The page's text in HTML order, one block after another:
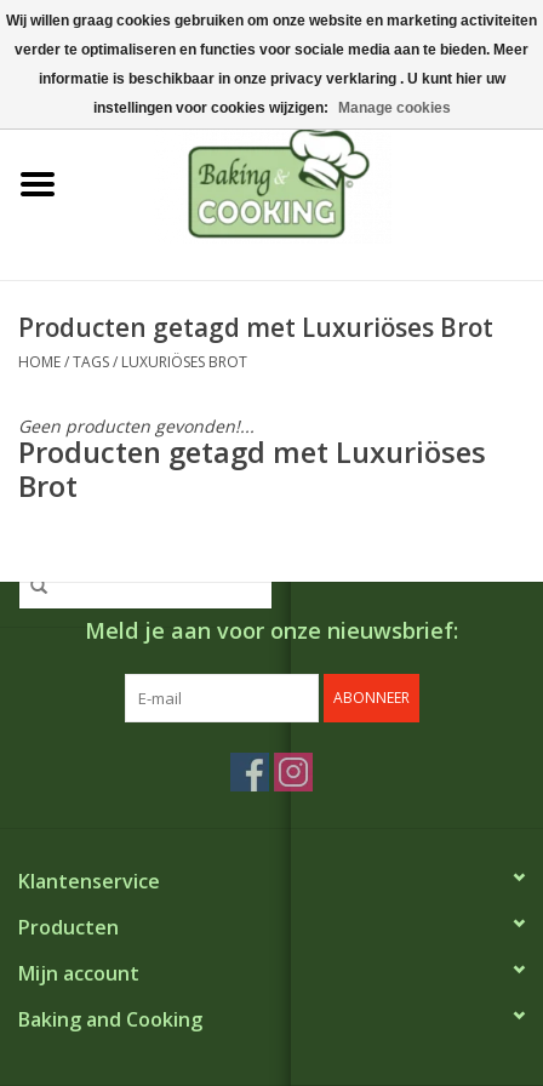
Home
Bak-& kookgerei
Machines & onderdelen
Chocolade & ijsbereiding
Hygiëne & opslag
Grondstoffen & Presentatie
Producten getagd met Luxuriöses Brot
HOME/TAGS/ LUXURIÖSES BROT
Geen producten gevonden!...
Producten getagd met Luxuriöses
Brot
Meld je aan voor onze nieuwsbrief:
ABONNEER
Klantenservice
Producten
Mijn account
Baking and Cooking
Wij willen graag cookies gebruiken om onze website en marketing activiteiten
verder te optimaliseren en functies voor sociale media aan te bieden. Meer
informatie is beschikbaar in onze privacy verklaring . U kunt hier uw
instellingen voor cookies wijzigen:
Manage cookies